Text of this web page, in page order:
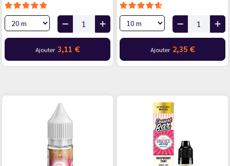
Ajouter 3,11 € Ajouter 2,35 €